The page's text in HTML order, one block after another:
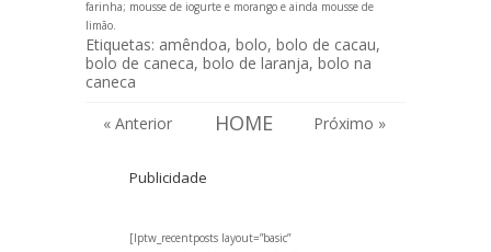
farinha; mousse de iogurte e morangoe ainda mousse de
limão.
Etiquetas: amêndoa, bolo, bolo de cacau,
bolo de caneca, bolo de laranja, bolo na
caneca
« Anterior
HOME Próximo »
Publicidade
[lptw_recentposts layout=”basic”